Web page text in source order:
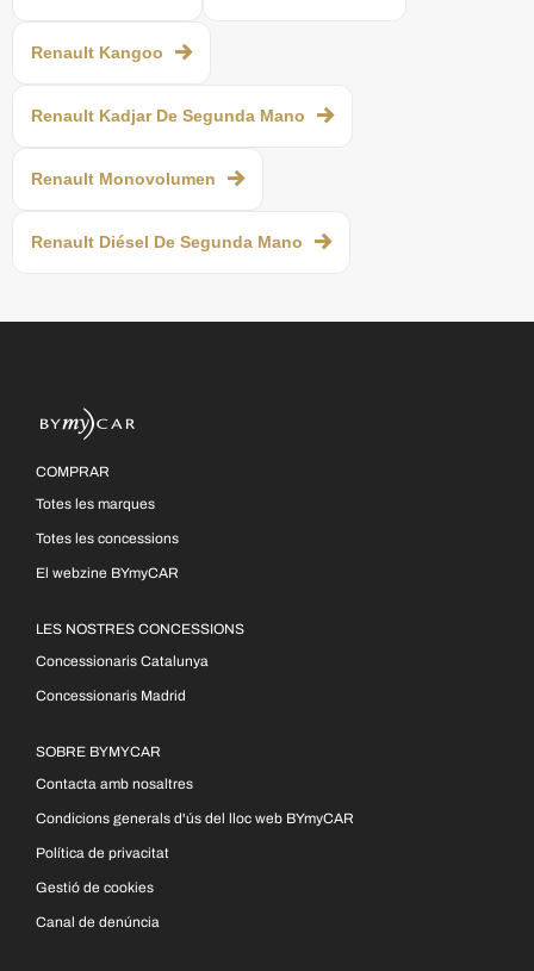
Renault Kangoo
Renault Kadjar De Segunda Mano
Renault Monovolumen
Renault Diésel De Segunda Mano
COMPRAR
Totes les marques
Totes les concessions
El webzine BYmyCAR
LES NOSTRES CONCESSIONS
Concessionaris Catalunya
Concessionaris Madrid
SOBRE BYMYCAR
Contacta amb nosaltres
Condicions generals d'ús del lloc web BYmyCAR
Política de privacitat
Gestió de cookies
Canal de denúncia